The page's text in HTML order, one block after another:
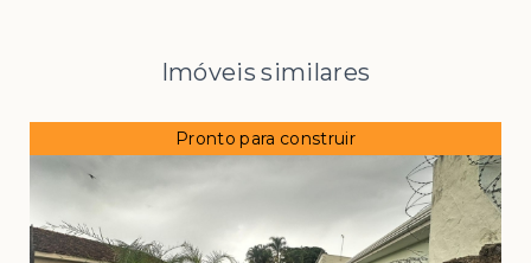
Imóveis similares
Pronto para construir